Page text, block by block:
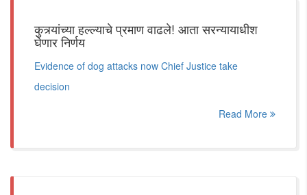
कुत्र्यांच्या हल्ल्याचे प्रमाण वाढले! आता सरन्यायाधीश
घेणार निर्णय
Evidence of dog attacks now Chief Justice take
decision
Read More